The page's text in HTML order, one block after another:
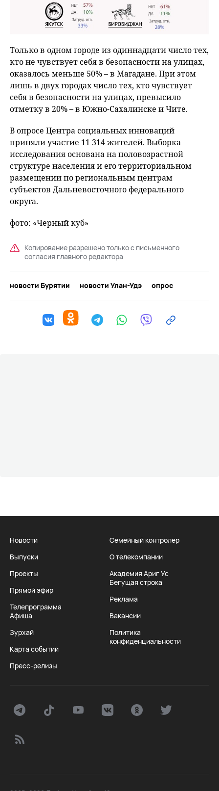
Только в одном городе из одиннадцати число тех,
кто не чувствует себя в безопасности на улицах,
оказалось меньше 50% – в Магадане. При этом
лишь в двух городах число тех, кто чувствует
себя в безопасности на улицах, превысило
отметку в 20% – в Южно-Сахалинске и Чите.
В опросе Центра социальных инноваций
приняли участие 11 314 жителей. Выборка
исследования основана на половозрастной
структуре населения и его территориальном
размещении по региональным центрам
субъектов Дальневосточного федерального
округа.
фото: «Черный куб»
Копирование разрешено только с письменного
согласия главного редактора
новости Бурятии новости Улан-Удэ опрос
Новости
Выпуски
Проекты
Прямой эфир
Телепрограмма
Афиша
Зурхай
Карта событий
Пресс-релизы
Семейный контролер
О телекомпании
Академия Ариг Ус
Бегущая строка
Реклама
Вакансии
Политика
конфиденциальности